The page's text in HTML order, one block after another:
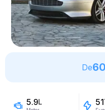
De
5.9L